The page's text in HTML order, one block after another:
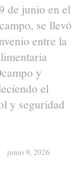
de junio en el
se llevó
entre la
y
el
y seguridad
junio 9, 2026